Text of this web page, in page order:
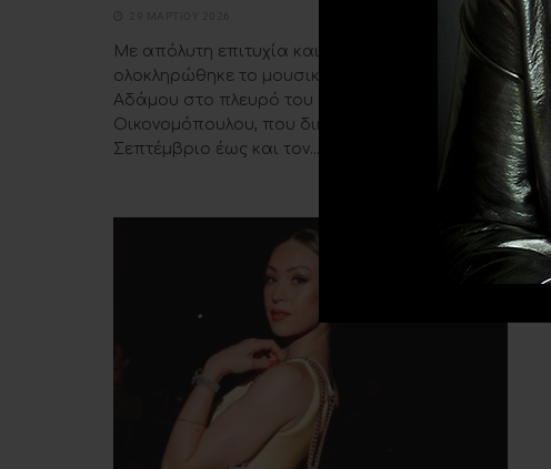
Με απόλυτη επιτυχία και δυνατές στιγμές
ολοκληρώθηκε το μουσικό ταξίδι της Ήβης
Αδάμου στο πλευρό του Νίκου
Οικονομόπουλου, που διήρκεσε από τον
Σεπτέμβριο έως και τον...